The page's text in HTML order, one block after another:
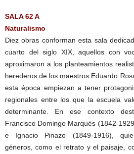
SALA 62 A
Naturalismo
Diez obras conforman esta sala
cuarto del siglo XIX, aquellos con
aproximaron a los planteamientos
herederos de los maestros Eduardo
esta época empiezan a tener
regionales entre los que la escuela
determinante. En ese contexto
Francisco Domingo Marqués (1842-
e Ignacio Pinazo (1849-1916),
géneros, como el retrato y el paisaje,